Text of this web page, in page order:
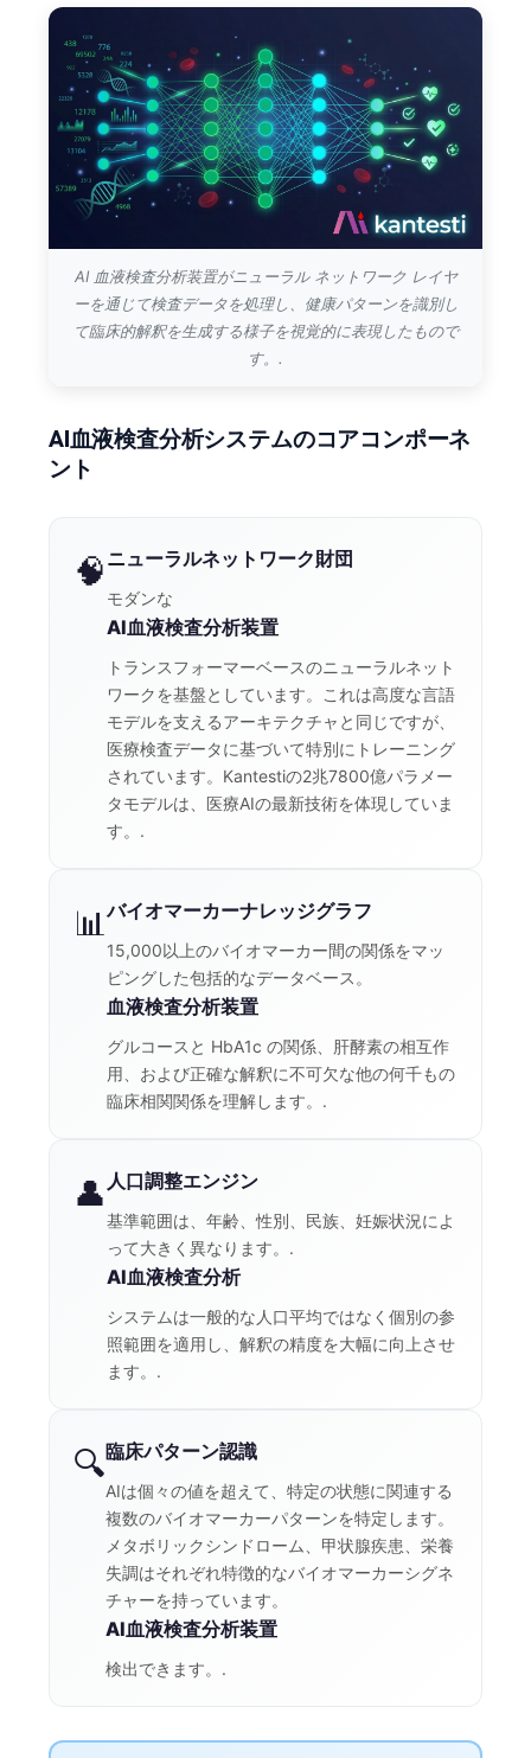
AI 血液検査分析装置がニューラル ネットワーク レイヤ
ーを通じて検査データを処理し、健康パターンを識別し
て臨床的解釈を生成する様子を視覚的に表現したもので
す。.
AI血液検査分析システムのコアコンポーネ
ント
🧠 ニューラルネットワーク財団
モダンな
AI血液検査分析装置
トランスフォーマーベースのニューラルネット
ワークを基盤としています。これは高度な言語
モデルを支えるアーキテクチャと同じですが、
医療検査データに基づいて特別にトレーニング
されています。Kantestiの2兆7800億パラメー
タモデルは、医療AIの最新技術を体現していま
す。.
📊バイオマーカーナレッジグラフ
15,000以上のバイオマーカー間の関係をマッ
ピングした包括的なデータベース。
血液検査分析装置
グルコースと HbA1c の関係、肝酵素の相互作
用、および正確な解釈に不可欠な他の何千もの
臨床相関関係を理解します。.
👤 人口調整エンジン
基準範囲は、年齢、性別、民族、妊娠状況によ
って大きく異なります。.
AI血液検査分析
システムは一般的な人口平均ではなく個別の参
照範囲を適用し、解釈の精度を大幅に向上させ
ます。.
🔍臨床パターン認識
AIは個々の値を超えて、特定の状態に関連する
複数のバイオマーカーパターンを特定します。
メタボリックシンドローム、甲状腺疾患、栄養
失調はそれぞれ特徴的なバイオマーカーシグネ
チャーを持っています。
AI血液検査分析装置
検出できます。.